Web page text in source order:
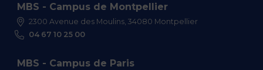
MBS - Campus de Montpellier
2300 Avenue des Moulins, 34080 Montpellier
04 67 10 25 00
MBS - Campus de Paris